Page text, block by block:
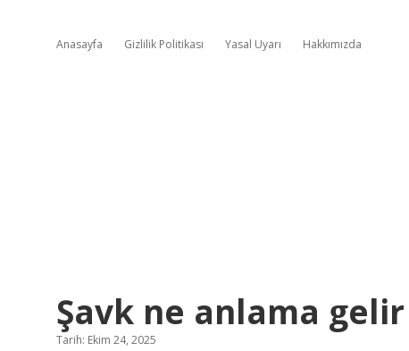
Anasayfa Gizlilik Politikası Yasal Uyarı Hakkımızda
Şavk ne anlama gelir
Tarih: Ekim 24, 2025